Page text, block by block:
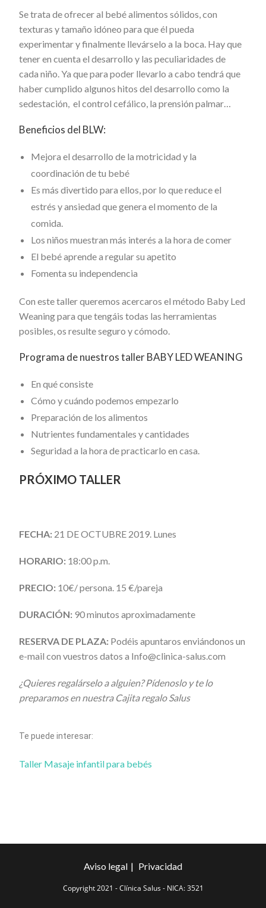
Se trata de ofrecer al bebé alimentos sólidos, con
texturas y tamaño idóneo para que él pueda
experimentar y finalmente llevárselo a la boca. Hay que
tener en cuenta el desarrollo y las peculiaridades de
cada niño. Ya que para poder llevarlo a cabo tendrá que
haber cumplido algunos hitos del desarrollo como la
sedestación, el control cefálico, la prensión palmar…
Beneficios del BLW:
Mejora el desarrollo de la motricidad y la
coordinación de tu bebé
Es más divertido para ellos, por lo que reduce el
estrés y ansiedad que genera el momento de la
comida.
Los niños muestran más interés a la hora de comer
El bebé aprende a regular su apetito
Fomenta su independencia
Con este taller queremos acercaros el método Baby Led
Weaning para que tengáis todas las herramientas
posibles, os resulte seguro y cómodo.
Programa de nuestros taller BABY LED WEANING
En qué consiste
Cómo y cuándo podemos empezarlo
Preparación de los alimentos
Nutrientes fundamentales y cantidades
Seguridad a la hora de practicarlo en casa.
PRÓXIMO TALLER
FECHA: 21 DE OCTUBRE 2019. Lunes
HORARIO: 18:00 p.m.
PRECIO: 10€/ persona. 15 €/pareja
DURACIÓN: 90 minutos aproximadamente
RESERVA DE PLAZA: Podéis apuntaros enviándonos un
e-mail con vuestros datos a Info@clinica-salus.com
¿Quieres regalárselo a alguien? Pídenoslo y te lo
preparamos en nuestra Cajita regalo Salus
Te puede interesar:
Taller Masaje infantil para bebés
Aviso legal Privacidad
Copyright 2021 - Clínica Salus - NICA: 3521